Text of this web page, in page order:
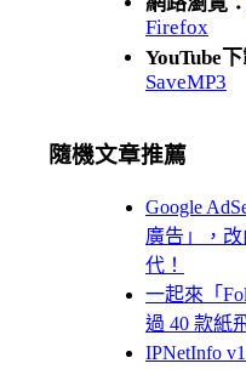
Firefox
YouTube
SaveMP3
隨機文章推薦
Google
廣告」，改
代！
一起來「
過 40 款紙
IPNetInfo